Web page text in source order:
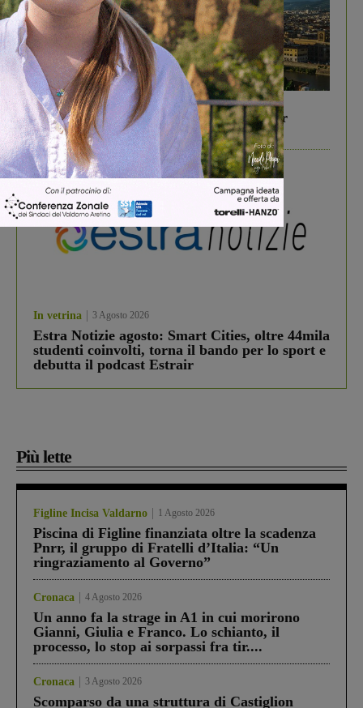
In vetrina 6 Agosto 2026
Gita di famiglia a Firenze: 5 idee per far
divertire i tuoi figli
In vetrina 3 Agosto 2026
Estra Notizie agosto: Smart Cities, oltre 44mila
studenti coinvolti, torna il bando per lo sport e
debutta il podcast Estrair
Più lette
Figline Incisa Valdarno 1 Agosto 2026
Piscina di Figline finanziata oltre la scadenza
Pnrr, il gruppo di Fratelli d’Italia: “Un
ringraziamento al Governo”
Cronaca 4 Agosto 2026
Un anno fa la strage in A1 in cui morirono
Gianni, Giulia e Franco. Lo schianto, il
processo, lo stop ai sorpassi fra tir....
Cronaca 3 Agosto 2026
Scomparso da una struttura di Castiglion